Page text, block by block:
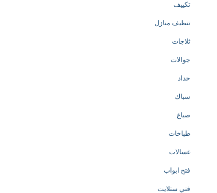
تكييف
تنظيف منازل
ثلاجات
جوالات
حداد
سباك
صباغ
طباخات
غسالات
فتح ابواب
فني ستلايت